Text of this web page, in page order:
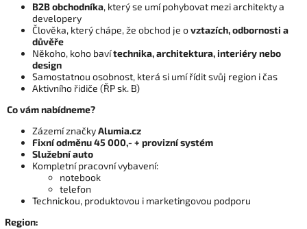
B2B obchodníka, který se umí pohybovat mezi architekty a
developery
Člověka, který chápe, že obchod je ovztazích, odbornosti a
důvěře
Někoho, koho bavítechnika, architektura, interiéry nebo
design
Samostatnou osobnost, která si umí řídit svůj region i čas
Aktivního řidiče (ŘP sk. B)
Co vám nabídneme?
Zázemí značkyAlumia.cz
Fixní odměnu 45 000,- + provizní systém
Služební auto
Kompletní pracovní vybavení:
notebook
telefon
Technickou, produktovou i marketingovou podporu
Region: